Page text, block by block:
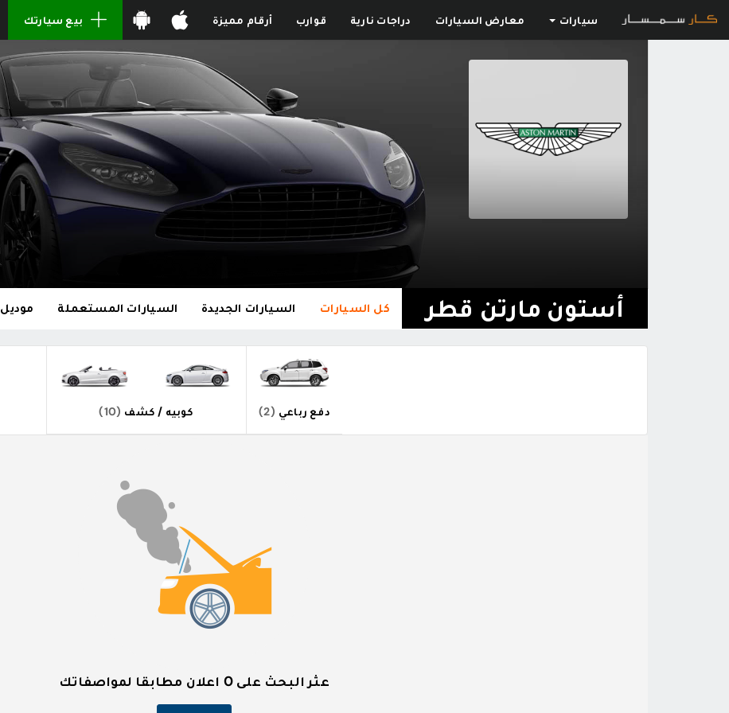
سيارات معارض السيارات دراجات نارية قوارب أرقام مميزة بيع سيارتك
أستون مارتن قطر كل السيارات السيارات الجديدة السيارات المستعملة موديل
دفع رباعي (2) كوبيه / كشف (10)
عثر البحث على 0 اعلان مطابقا لمواصفاتك